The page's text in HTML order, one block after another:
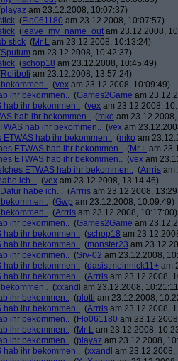
playaz am 23.12.2008, 10:07:37)
(Flo061180 am 23.12.2008, 10:07:57)
( leave_my_name_out am 23.12.2008,
stick (Mr L am 23.12.2008, 10:13:24)
Sputum am 23.12.2008, 10:42:37)
(schop18 am 23.12.2008, 10:45:49)
Roliboli am 23.12.2008, 13:57:24)
(vex am 23.12.2008, 10:09:49)
ihr bekommen.. (Games2Game am
hab ihr bekommen.. (vex am 23.12.2008,
hab ihr bekommen.. (mko am
hab ihr bekommen.. (vex am
ETWAS hab ihr bekommen.. (mko am
ETWAS hab ihr bekommen.. (Mr L am
ETWAS hab ihr bekommen.. (vex am
ETWAS hab ihr bekommen.. (Arrris am
ich... (vex am 23.12.2008, 13:14:46)
habe ich... (Arrris am 23.12.2008,
(Gwp am 23.12.2008, 10:09:49)
(Arrris am 23.12.2008, 10:17:00)
ihr bekommen.. (Games2Game am
hab ihr bekommen.. (schop18 am
hab ihr bekommen.. (monster23 am
ihr bekommen.. (Srv-02 am 23.12.2008,
hab ihr bekommen.. (dasistmeinnick11+ am
hab ihr bekommen.. (Arrris am 23.12.2008,
(xxandl am 23.12.2008,
ihr bekommen.. (plotti am 23.12.2008,
hab ihr bekommen.. (Arrris am 23.12.2008,
ihr bekommen.. (Flo061180 am
ihr bekommen.. (Mr L am 23.12.2008,
ihr bekommen.. (playaz am 23.12.2008,
hab ihr bekommen.. (xxandl am 23.12.2008,